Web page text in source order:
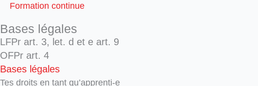
Formation continue
Bases légales
LFPr art. 3, let. d et e art. 9
OFPr art. 4
Bases légales
Tes droits en tant qu’apprenti-e